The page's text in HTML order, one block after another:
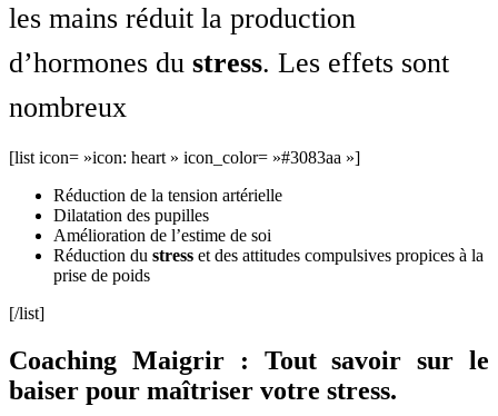
les mains réduit la production
d’hormones du stress. Les effets sont
nombreux
[list icon= »icon: heart » icon_color= »#3083aa »]
Réduction de la tension artérielle
Dilatation des pupilles
Amélioration de l’estime de soi
Réduction du stress et des attitudes compulsives propices à la
prise de poids
[/list]
Coaching Maigrir : Tout savoir sur le
baiser pour maîtriser votre stress.